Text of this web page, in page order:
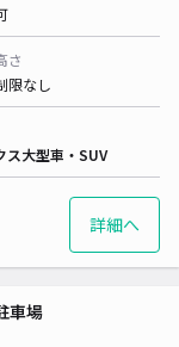
さ
限なし
ス大型車・SUV
詳細へ
車場